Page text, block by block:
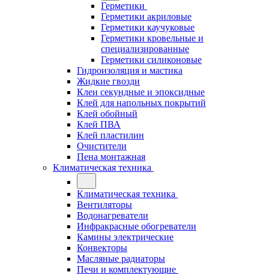
Герметики
Герметики акриловые
Герметики каучуковые
Герметики кровельные и
специализированные
Герметики силиконовые
Гидроизоляция и мастика
Жидкие гвозди
Клеи секундные и эпоксидные
Клей для напольных покрытий
Клей обойный
Клей ПВА
Клей пластилин
Очистители
Пена монтажная
Климатическая техника
Климатическая техника
Вентиляторы
Водонагреватели
Инфракрасные обогреватели
Камины электрические
Конвекторы
Масляные радиаторы
Печи и комплектующие